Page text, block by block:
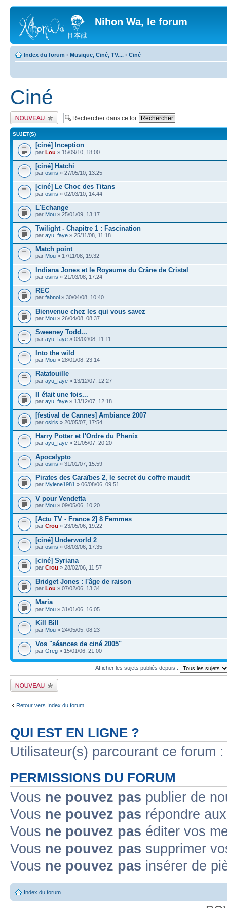
Nihon Wa, le forum
Index du forum ‹ Musique, Ciné, TV.... ‹ Ciné
Ciné
Publier un nouveau
sujet
SUJET(S)
[ciné] Inception
par Lou » 15/09/10, 18:00
[ciné] Hatchi
par osiris » 27/05/10, 13:25
[ciné] Le Choc des Titans
par osiris » 02/03/10, 14:44
L'Echange
par Mou » 25/01/09, 13:17
Twilight - Chapitre 1 : Fascination
par ayu_faye » 25/11/08, 11:18
Match point
par Mou » 17/11/08, 19:32
Indiana Jones et le Royaume du Crâne de Cristal
par osiris » 21/03/08, 17:24
REC
par fabnol » 30/04/08, 10:40
Bienvenue chez les qui vous savez
par Mou » 26/04/08, 08:37
Sweeney Todd...
par ayu_faye » 03/02/08, 11:11
Into the wild
par Mou » 28/01/08, 23:14
Ratatouille
par ayu_faye » 13/12/07, 12:27
Il était une fois...
par ayu_faye » 13/12/07, 12:18
[festival de Cannes] Ambiance 2007
par osiris » 20/05/07, 17:54
Harry Potter et l'Ordre du Phenix
par ayu_faye » 21/05/07, 20:20
Apocalypto
par osiris » 31/01/07, 15:59
Pirates des Caraïbes 2, le secret du coffre maudit
par Mylene1981 » 06/08/06, 09:51
V pour Vendetta
par Mou » 09/05/06, 10:20
[Actu TV - France 2] 8 Femmes
par Crou » 23/05/06, 19:22
[ciné] Underworld 2
par osiris » 08/03/06, 17:35
[ciné] Syriana
par Crou » 28/02/06, 11:57
Bridget Jones : l'âge de raison
par Lou » 07/02/06, 13:34
Maria
par Mou » 31/01/06, 16:05
Kill Bill
par Mou » 24/05/05, 08:23
Vos "séances de ciné 2005"
par Greg » 15/01/06, 21:00
Afficher les sujets publiés depuis :
Publier un nouveau
sujet
Retour vers Index du forum
QUI EST EN LIGNE ?
Utilisateur(s) parcourant ce forum
PERMISSIONS DU FORUM
Vous ne pouvez pas publier de
Vous ne pouvez pas répondre
Vous ne pouvez pas éditer vos
Vous ne pouvez pas supprimer
Vous ne pouvez pas insérer de
Index du forum